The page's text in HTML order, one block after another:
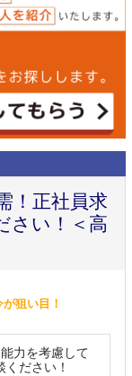
！正社員求
さい！＜高
が狙い目！
力を考慮して
ださい！